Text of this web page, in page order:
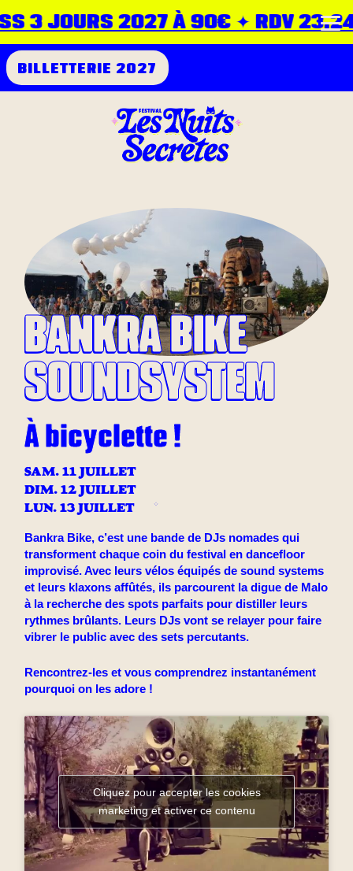
3 JOURS 2027 À 90€ ✦ RDV
BILLETTERIE 2027
BANKRA BIKE
SOUNDSYSTEM
À bicyclette !
SAM. 11 JUILLET
DIM. 12 JUILLET
LUN. 13 JUILLET
Bankra Bike, c’est une bande de DJs nomades qui
transforment chaque coin du festival en dancefloor
improvisé. Avec leurs vélos équipés de sound systems
et leurs klaxons affûtés, ils parcourent la digue de Malo
à la recherche des spots parfaits pour distiller leurs
rythmes brûlants. Leurs DJs vont se relayer pour faire
vibrer le public avec des sets percutants.
Rencontrez-les et vous comprendrez instantanément
pourquoi on les adore !
Cliquez pour accepter les cookies
marketing et activer ce contenu